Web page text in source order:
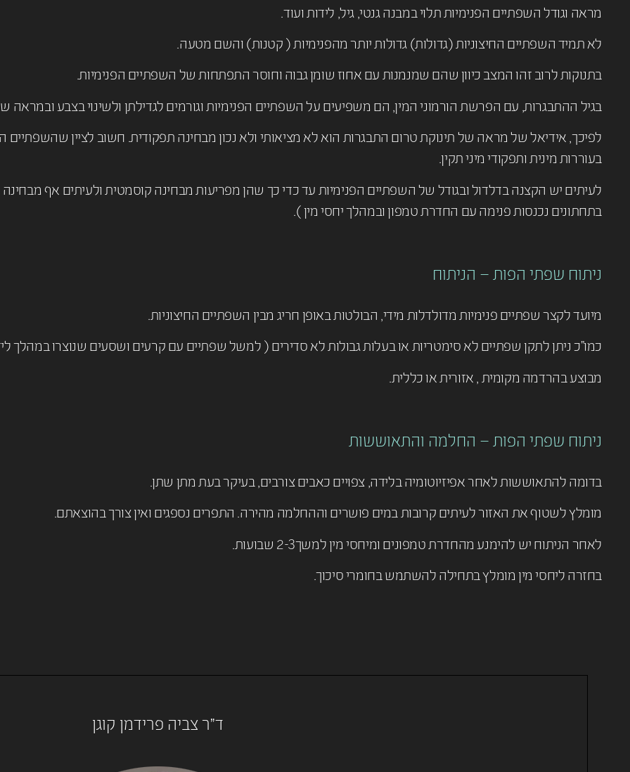
מראה וגודל השפתיים הפנימיות תלוי במבנה גנטי, גיל, לידות ועוד.
לא תמיד השפתיים החיצוניות (גדולות) גדולות יותר מהפנימיות ( קטנות) והשם מטעה.
בתנוקות לרוב זהו המצב כיוון שהם שמנמנות עם אחוז שומן גבוה וחוסר התפתחות של השפתיים הפנימיות.
בגיל ההתבגרות, עם הפרשת הורמוני המין, הם משפיעים על השפתיים הפנימיות וגורמים לגדילתן ולשינוי בצבע ובמראה
לפיכך, אידיאל של מראה של תינוקת טרום התבגרות הוא לא מציאותי ולא נכון מבחינה תפקודית. חשוב לציין שהשפתיים
בעוררות מינית ותפקודי מיני תקין.
לעיתים יש הקצנה בדלדול ובגודל של השפתיים הפנימיות עד כדי כך שהן מפריעות מבחינה קוסמטית ולעיתים אף
בתחתונים נכנסות פנימה עם החדרת טמפון ובמהלך יחסי מין ).
ניתוח שפתי הפות – הניתוח
מיועד לקצר שפתיים פנימיות מדולדלות מידי, הבולטות באופן חריג מבין השפתיים החיצוניות.
כמו”כ ניתן לתקן שפתיים לא סימטריות או בעלות גבולות לא סדירים ( למשל שפתיים עם קרעים ושסעים שנוצרו במהלך
מבוצע בהרדמה מקומית , אזורית או כללית.
ניתוח שפתי הפות – החלמה והתאוששות
בדומה להתאוששות לאחר אפיזיוטומיה בלידה, צפויים כאבים צורבים, בעיקר בעת מתן שתן.
מומלץ לשטוף את האזור לעיתים קרובות במים פושרים וההחלמה מהירה. התפרים נספגים ואין צורך בהוצאתם.
לאחר הניתוח יש להימנע מהחדרת טמפונים ומיחסי מין למשך2-3 שבועות.
בחזרה ליחסי מין מומלץ בתחילה להשתמש בחומרי סיכוך.
ד"ר צביה פרידמן קוגן